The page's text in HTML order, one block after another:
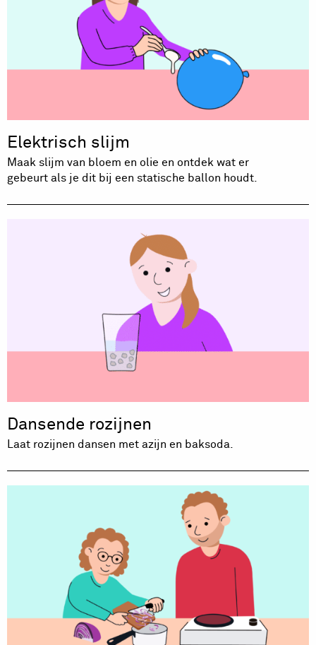
Elektrisch slijm
Maak slijm van bloem en olie en ontdek wat er
gebeurt als je dit bij een statische ballon houdt.
Dansende rozijnen
Laat rozijnen dansen met azijn en baksoda.